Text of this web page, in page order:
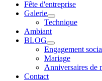
Fête d'entreprise
Galerie
Technique
Ambiant
BLOG
Engagement
Mariage
Anniversaires de
Contact